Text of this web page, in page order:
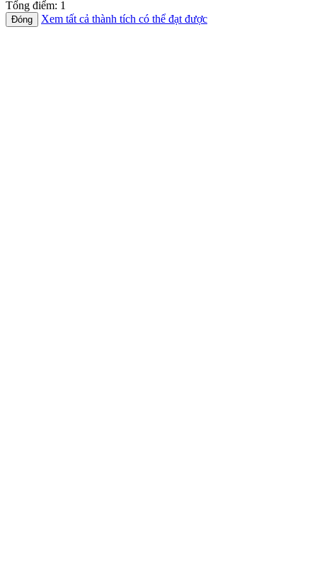
Tổng điểm: 1
Xem tất cả thành tích có thể đạt được